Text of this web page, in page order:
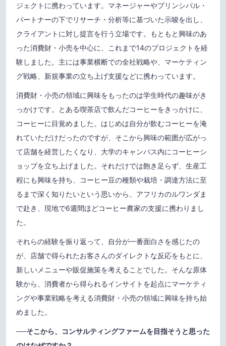
ジェクトに携わっています。マネージャーやプリンシパル・
パートナーの下でリサーチ・分析等に基づいた示唆を出し、
クライアントに対し提言を行う立場です。もともと興味のあ
った消費財・小売を中心に、これまで14のプロジェクトを経
験しました。主には事業横断での全社戦略や、マーケティン
グ戦略、新規事業の立ち上げ支援などに携わっています。
消費財・小売の領域に興味をもったのは学生時代の趣味がき
っかけです。とある喫茶店で飲んだコーヒーをきっかけに、
コーヒーに目覚めました。はじめは自分が飲むコーヒーを淹
れていただけだったのですが、そこから興味の範囲が広がっ
て店舗を経営したくなり、大学のキャンパス内にコーヒーシ
ョップを立ち上げました。それだけでは飽き足らず、生産工
程にも興味を持ち、コーヒー豆の種類や栽培・調達方法に至
るまで深く知りたいという思いから、アフリカのルワンダま
で赴き、現地で6週間ほどコーヒー農家の支援に携わりまし
た。
それらの経験を振り返って、自分が一番面白さを感じたの
が、店舗で得られたお客さんのダイレクトな反応をもとに、
新しいメニューや販促施策を考えることでした。そんな原体
験から、消費者から得られるインサイトを起点にマーケティ
ングや事業戦略を考える消費財・小売の領域に興味を持ち始
めました。
──そこから、コンサルティングファームを目指そうと思った